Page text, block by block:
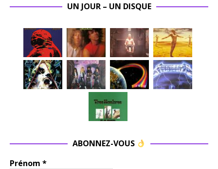
UN JOUR – UN DISQUE
ABONNEZ-VOUS
Prénom *